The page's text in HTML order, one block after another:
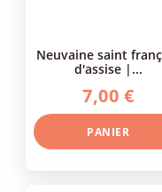
neuvaine saint françois
d'assise |...
7,00 €
PANIER